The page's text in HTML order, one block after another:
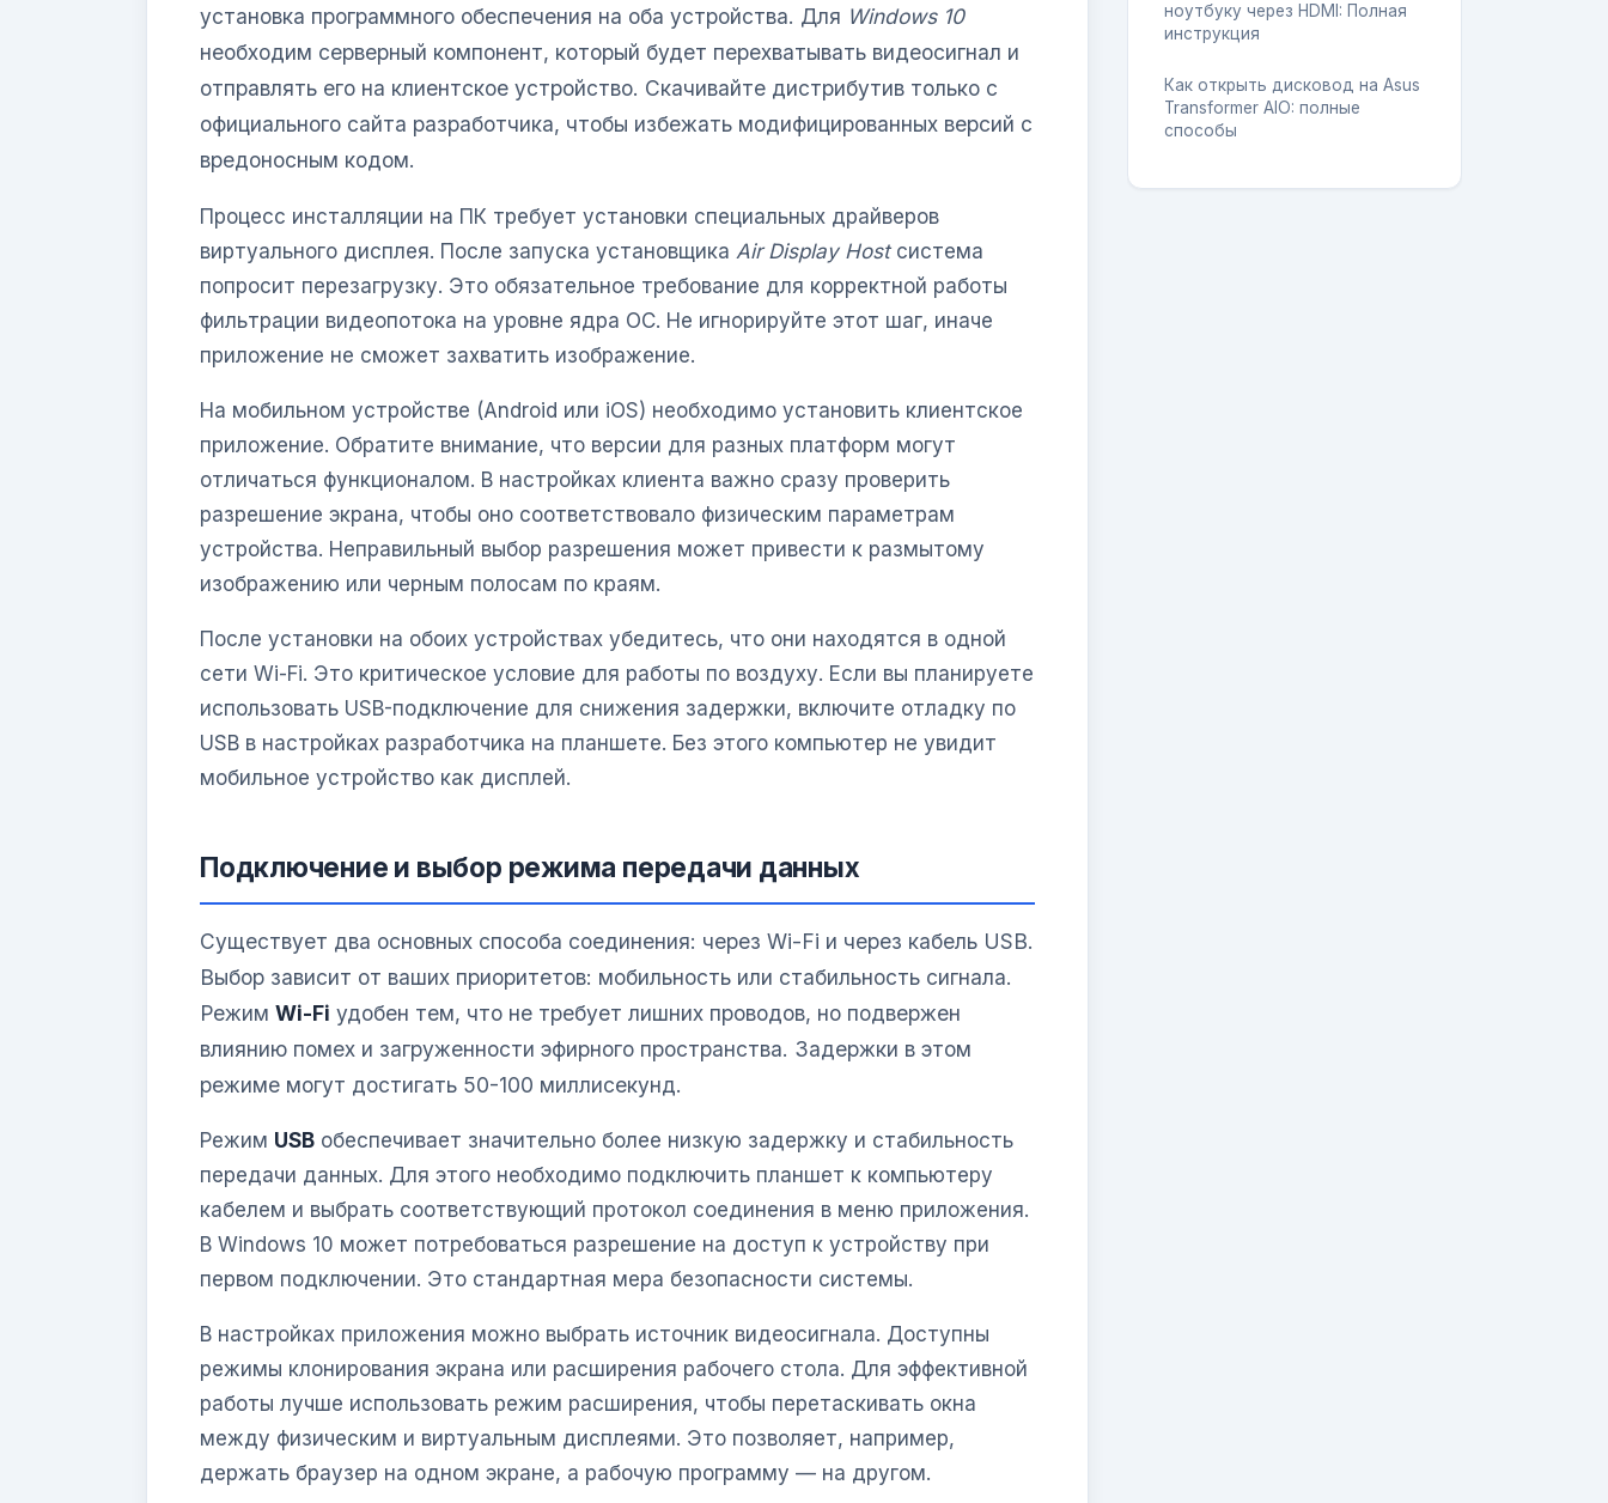
установка программного обеспечения на оба устройства. Для Windows 10
необходим серверный компонент, который будет перехватывать видеосигнал и
отправлять его на клиентское устройство. Скачивайте дистрибутив только с
официального сайта разработчика, чтобы избежать модифицированных версий с
вредоносным кодом.
Процесс инсталляции на ПК требует установки специальных драйверов
виртуального дисплея. После запуска установщика Air Display Hostсистема
попросит перезагрузку. Это обязательное требование для корректной работы
фильтрации видеопотока на уровне ядра ОС. Не игнорируйте этот шаг, иначе
приложение не сможет захватить изображение.
На мобильном устройстве (Android или iOS) необходимо установить клиентское
приложение. Обратите внимание, что версии для разных платформ могут
отличаться функционалом. В настройках клиента важно сразу проверить
разрешение экрана, чтобы оно соответствовало физическим параметрам
устройства. Неправильный выбор разрешения может привести к размытому
изображению или черным полосам по краям.
После установки на обоих устройствах убедитесь, что они находятся в одной
сети Wi-Fi. Это критическое условие для работы по воздуху. Если вы планируете
использовать USB-подключение для снижения задержки, включите отладку по
USB в настройках разработчика на планшете. Без этого компьютер не увидит
мобильное устройство как дисплей.
Подключение и выбор режима передачи данных
Существует два основных способа соединения: через Wi-Fi и через кабель USB.
Выбор зависит от ваших приоритетов: мобильность или стабильность сигнала.
Режим Wi-Fi удобен тем, что не требует лишних проводов, но подвержен
влиянию помех и загруженности эфирного пространства. Задержки в этом
режиме могут достигать 50-100 миллисекунд.
Режим USB обеспечивает значительно более низкую задержку и стабильность
передачи данных. Для этого необходимо подключить планшет к компьютеру
кабелем и выбрать соответствующий протокол соединения в меню приложения.
В Windows 10 может потребоваться разрешение на доступ к устройству при
первом подключении. Это стандартная мера безопасности системы.
В настройках приложения можно выбрать источник видеосигнала. Доступны
режимы клонирования экрана или расширения рабочего стола. Для эффективной
работы лучше использовать режим расширения, чтобы перетаскивать окна
между физическим и виртуальным дисплеями. Это позволяет, например,
держать браузер на одном экране, а рабочую программу — на другом.
ноутбуку через HDMI: Полная
инструкция
Как открыть дисковод на Asus
Transformer AIO: полные
способы